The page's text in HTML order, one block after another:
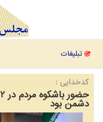
تبلیغات
كدخدایی :
دشمن بود